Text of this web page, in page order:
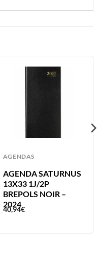
AGENDAS
AGENDA SATURNUS
13X33 1J/2P
BREPOLS NOIR –
2024
40,94€